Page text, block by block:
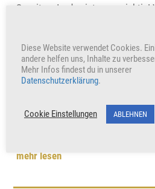
Sangitar: Ja, das ist ganz wichtig!
Hat die golden-blaue
Sep. 28, 2021
mehr lesen
Diese Website verwendet Cookies.
andere helfen uns, Inhalte zu
Mehr Infos findest du in unserer
Datenschutzerklärung.
Cookie Einstellungen ABLEHNEN